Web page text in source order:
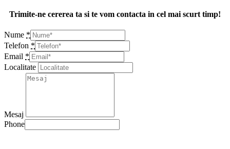
Trimite-ne cererea ta si te vom contacta in cel mai scurt timp!
Nume *
Telefon *
Email *
Localitate
Mesaj
Phone